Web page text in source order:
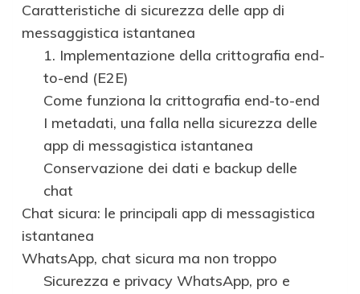
Caratteristiche di sicurezza delle app di
messaggistica istantanea
1. Implementazione della crittografia end-
to-end (E2E)
Come funziona la crittografia end-to-end
I metadati, una falla nella sicurezza delle
app di messagistica istantanea
Conservazione dei dati e backup delle
chat
Chat sicura: le principali app di messagistica
istantanea
WhatsApp, chat sicura ma non troppo
Sicurezza e privacy WhatsApp, pro e